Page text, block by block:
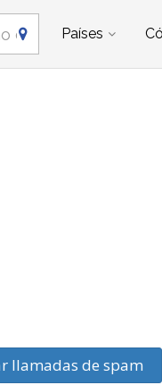
Países
llamadas de spam